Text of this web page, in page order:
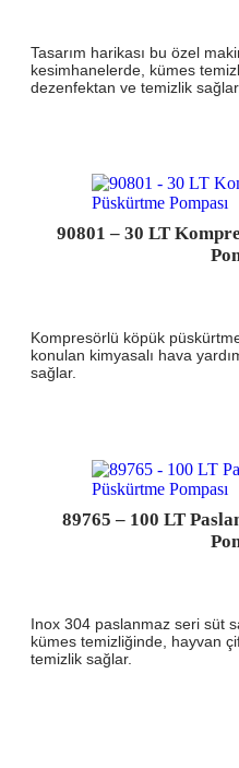
Tasarım harikası bu özel
kesimhanelerde, kümes
dezenfektan ve temizlik sağlar.
90801 – 30 LT
Kompresörlü köpük
konulan kimyasalı hava
sağlar.
89765 – 100 LT
Inox 304 paslanmaz seri süt
kümes temizliğinde, hayvan
temizlik sağlar.